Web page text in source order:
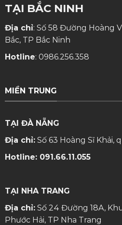
TẠI BẮC NINH
Địa chỉ: Số 58 Đường Hoàng
Bắc, TP Bắc Ninh
Hotline: 0986.256.358
MIỀN TRUNG
TẠI ĐÀ NẴNG
Địa chỉ:Số 63 Hoàng Sĩ Khải,
Hotline: 091.66.11.055
TẠI NHA TRANG
Địa chỉ:Số 24 Đường 18A,
Phước Hải, TP Nha Trang